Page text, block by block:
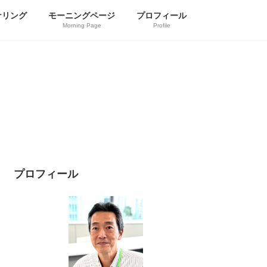
ング モーニングページ
Morning Page
プロフィール
Profile
プロフィール